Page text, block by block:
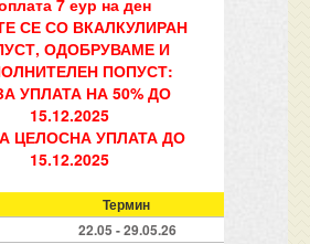
7 еур на ден
СЕ СО ВКАЛКУЛИРАН
ОДОБРУВАМЕ И
ПОПУСТ:
УПЛАТА НА 50% ДО
15.12.2025
ЦЕЛОСНА УПЛАТА ДО
15.12.2025
Термин
22.05 - 29.05.26